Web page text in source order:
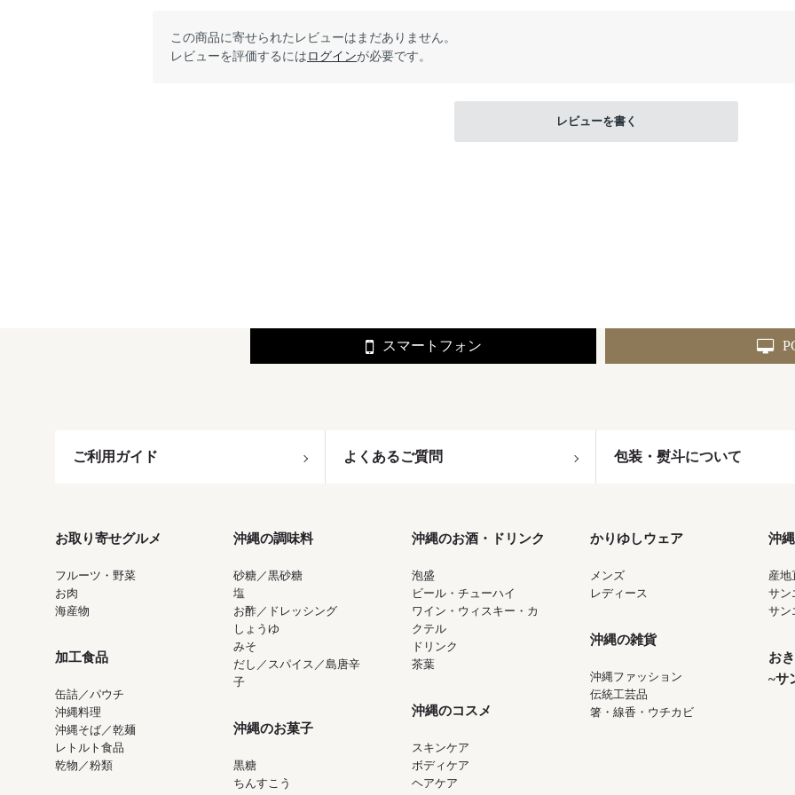
この商品に寄せられたレビューはまだありません。
レビューを評価するには ログインが必要です。
レビューを書く
スマートフォン
ご利用ガイド よくあるご質問 包装・熨斗について
お取り寄せグルメ
フルーツ・野菜
お肉
海産物
加工食品
缶詰／パウチ
沖縄料理
沖縄そば／乾麺
レトルト食品
乾物／粉類
沖縄の調味料
砂糖／黒砂糖
塩
お酢／ドレッシング
しょうゆ
みそ
だし／スパイス／島唐辛
子
沖縄のお菓子
黒糖
ちんすこう
沖縄のお酒・ドリンク
泡盛
ビール・チューハイ
ワイン・ウィスキー・カ
クテル
ドリンク
茶葉
沖縄のコスメ
スキンケア
ボディケア
ヘアケア
かりゆしウェア
メンズ
レディース
沖縄の雑貨
沖縄ファッション
伝統工芸品
箸・線香・ウチカビ
沖
産地
サン
サン
お
~サ